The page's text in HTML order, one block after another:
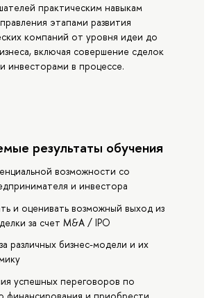
практическим навыкам
этапами развития
компаний от уровня идеи до
включая совершение сделок
инвесторами в процессе.
результаты обучения
возможности со
и инвестора
и оценивать возможный выход из
за счет M&A / IPO
различных бизнес-модели и их
успешных переговоров по